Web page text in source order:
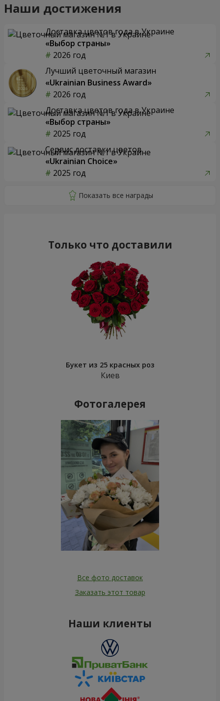
Наши достижения
Доставка цветов года в Украине
«Выбор страны»
2026 год
Лучший цветочный магазин
«Ukrainian Business Award»
2026 год
Доставка цветов года в Украине
«Выбор страны»
2025 год
Сервис доставки цветов
«Ukrainian Choice»
2025 год
Только что доставили
Букет из 25 красных роз
Киев
Фотогалерея
Все фото доставок
Заказать этот товар
Наши клиенты